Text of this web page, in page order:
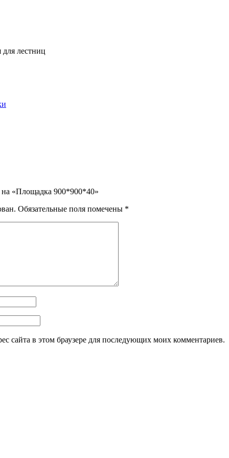
лестниц
на «Площадка 900*900*40»
Обязательные поля помечены *
сайта в этом браузере для последующих моих комментариев.